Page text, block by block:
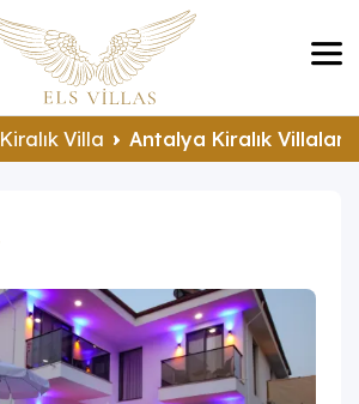
Kiralık Villa Antalya Kiralık Villalar